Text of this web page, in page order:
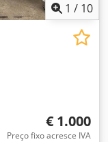
1 / 10
€ 1.000
Preço fixo acresce IVA